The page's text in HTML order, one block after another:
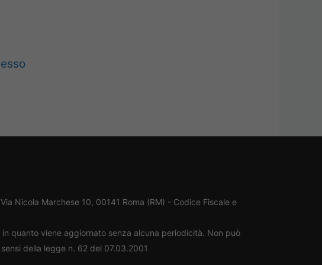
Nicola Marchese 10, 00141 Roma (RM) - Codice Fiscale e
quanto viene aggiornato senza alcuna periodicità. Non può
della legge n. 62 del 07.03.2001